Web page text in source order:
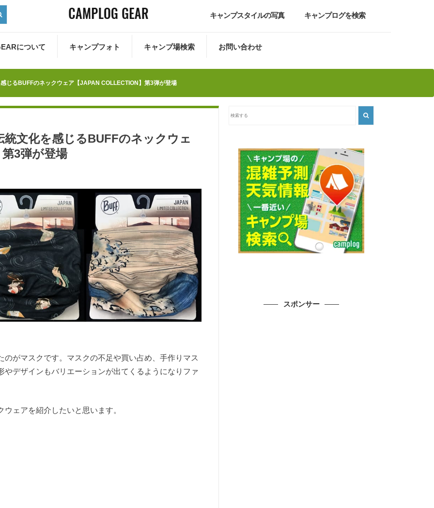
キャンプスタイルの写真 キャンプログを検索
について キャンプフォト キャンプ場検索 お問い合わせ
じるBUFFのネックウェア【JAPAN COLLECTION】第3弾が登場
文化を感じるBUFFのネックウェ
3弾が登場
がマスクです。マスクの不足や買い占め、手作りマス
デザインもバリエーションが出てくるようになりファ
ェアを紹介したいと思います。
スポンサー